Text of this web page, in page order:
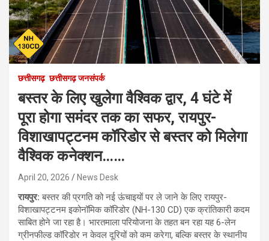
छत्तीसगढ़ छत्तीसगढ़ जनसंपर्क
बस्तर के लिए खुलेगा वैश्विक द्वार, 4 घंटे में
पूरा होगा समंदर तक का सफर, रायपुर-
विशाखापट्टनम कॉरिडोर से बस्तर को मिलेगा
वैश्विक कनेक्शन……
April 20, 2026 News Desk
रायपुर:बस्तर की प्रगति को नई ऊंचाइयों पर ले जाने के लिए रायपुर-
विशाखापट्टनम इकोनॉमिक कॉरिडोर (NH-130 CD) एक क्रांतिकारी कदम
साबित होने जा रहा है। भारतमाला परियोजना के तहत बन रहा यह 6-लेन
ग्रीनफील्ड कॉरिडोर न केवल दूरियों को कम करेगा, बल्कि बस्तर के स्थानीय